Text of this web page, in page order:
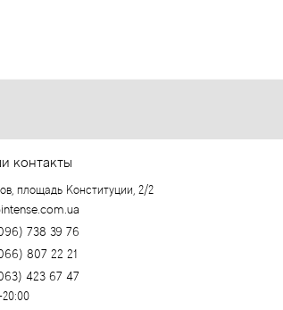
контакты
площадь Конституции, 2/2
738 39 76
807 22 21
423 67 47